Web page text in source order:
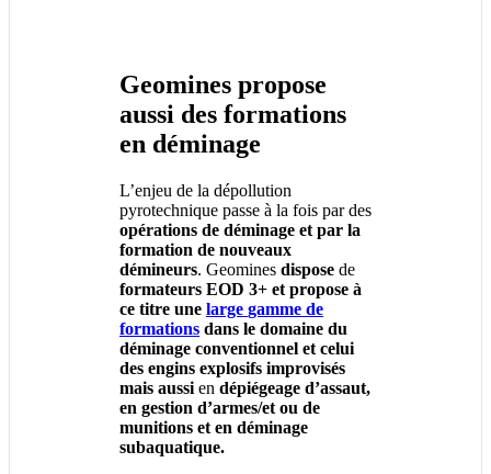
Geomines propose
aussi des formations
en déminage
L’enjeu de la dépollution
pyrotechnique passe à la fois par des
opérations de déminage et par la
formation de nouveaux
démineurs. Geomines dispose de
formateurs EOD 3+ et propose à
ce titre une large gamme de
formations dans le domaine du
déminage conventionnel et celui
des engins explosifs improvisés
mais aussi en dépiégeage d’assaut,
en gestion d’armes/et ou de
munitions et en déminage
subaquatique.